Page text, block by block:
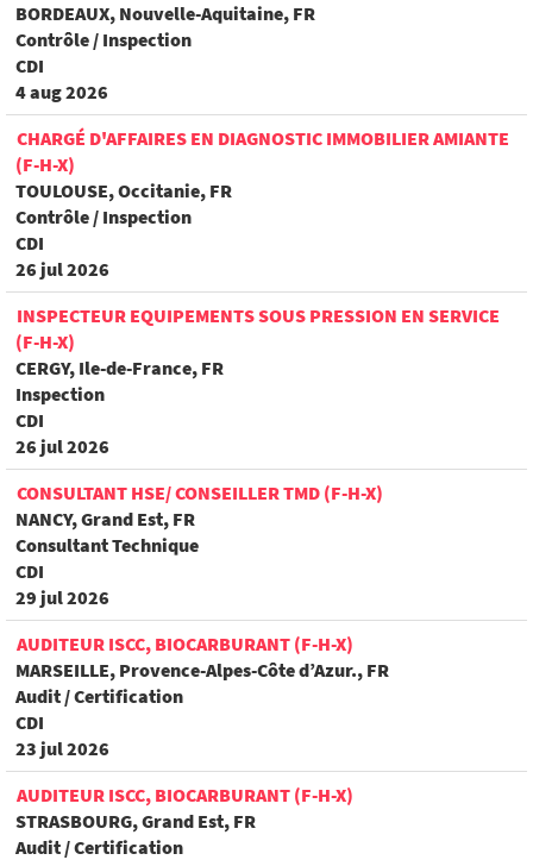
BORDEAUX, Nouvelle-Aquitaine, FR
Contrôle / Inspection
CDI
4 aug 2026
CHARGÉ D'AFFAIRES EN DIAGNOSTIC IMMOBILIER AMIANTE
(F-H-X)
TOULOUSE, Occitanie, FR
Contrôle / Inspection
CDI
26 jul 2026
INSPECTEUR EQUIPEMENTS SOUS PRESSION EN SERVICE
(F-H-X)
CERGY, Ile-de-France, FR
Inspection
CDI
26 jul 2026
CONSULTANT HSE/ CONSEILLER TMD (F-H-X)
NANCY, Grand Est, FR
Consultant Technique
CDI
29 jul 2026
AUDITEUR ISCC, BIOCARBURANT (F-H-X)
MARSEILLE, Provence-Alpes-Côte d’Azur., FR
Audit / Certification
CDI
23 jul 2026
AUDITEUR ISCC, BIOCARBURANT (F-H-X)
STRASBOURG, Grand Est, FR
Audit / Certification